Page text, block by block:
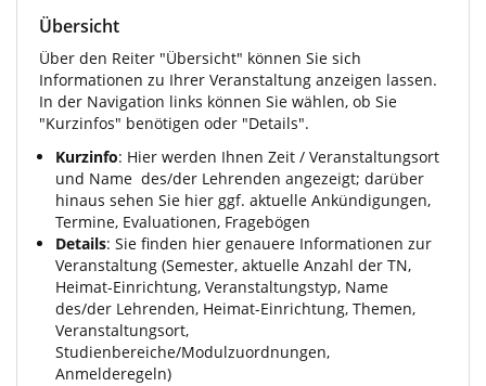
Übersicht
Über den Reiter "Übersicht" können Sie sich
Informationen zu Ihrer Veranstaltung anzeigen lassen.
In der Navigation links können Sie wählen, ob Sie
"Kurzinfos" benötigen oder "Details".
Kurzinfo: Hier werden Ihnen Zeit / Veranstaltungsort
und Name des/der Lehrenden angezeigt; darüber
hinaus sehen Sie hier ggf. aktuelle Ankündigungen,
Termine, Evaluationen, Fragebögen
Details: Sie finden hier genauere Informationen zur
Veranstaltung (Semester, aktuelle Anzahl der TN,
Heimat-Einrichtung, Veranstaltungstyp, Name
des/der Lehrenden, Heimat-Einrichtung, Themen,
Veranstaltungsort,
Studienbereiche/Modulzuordnungen,
Anmelderegeln)